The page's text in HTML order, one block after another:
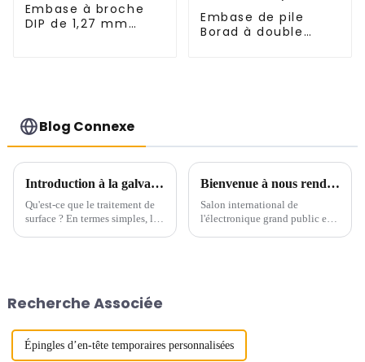
Embase à broche
DIP de 1,27 mm
Embase de pile
Borad à double
Blog Connexe
Introduction à la galvanoplastie
Qu'est-ce que le traitement de
surface ? En termes simples, le
Bienvenue à nous rendre visite sur le stand n° : A3-C83 du CEIT&ECPE du 10 au 12 juillet à SKEXPO de Ho Chi Minh Ville du Vietnam
Salon international de
l'électronique grand public et
Recherche Associée
Épingles d’en-tête temporaires personnalisées